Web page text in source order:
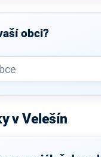
obci?
v Velešín